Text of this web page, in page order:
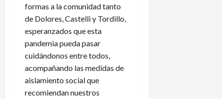
formas a la comunidad tanto
de Dolores, Castelli y Tordillo,
esperanzados que esta
pandemia pueda pasar
cuidándonos entre todos,
acompañando las medidas de
aislamiento social que
recomiendan nuestros